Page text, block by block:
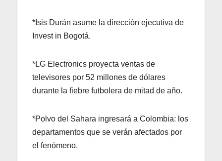
*Isis Durán asume la dirección ejecutiva de
Invest in Bogotá.
*LG Electronics proyecta ventas de
televisores por 52 millones de dólares
durante la fiebre futbolera de mitad de año.
*Polvo del Sahara ingresará a Colombia: los
departamentos que se verán afectados por
el fenómeno.